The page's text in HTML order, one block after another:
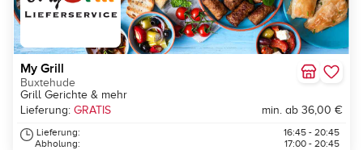
My Grill
Buxtehude
Grill Gerichte & mehr
Lieferung: GRATIS min. ab 36,00 €
Lieferung:
Abholung:
16:45 - 20:45
17:00 - 20:45